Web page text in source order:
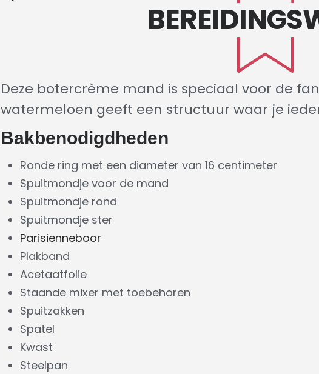
Deze botercrème mand is speciaal voor de
watermeloen geeft een structuur waar je
Bakbenodigdheden
Ronde ring met een diameter van 16 centimeter
Spuitmondje voor de mand
Spuitmondje rond
Spuitmondje ster
Parisienneboor
Plakband
Acetaatfolie
Staande mixer met toebehoren
Spuitzakken
Spatel
Kwast
Steelpan